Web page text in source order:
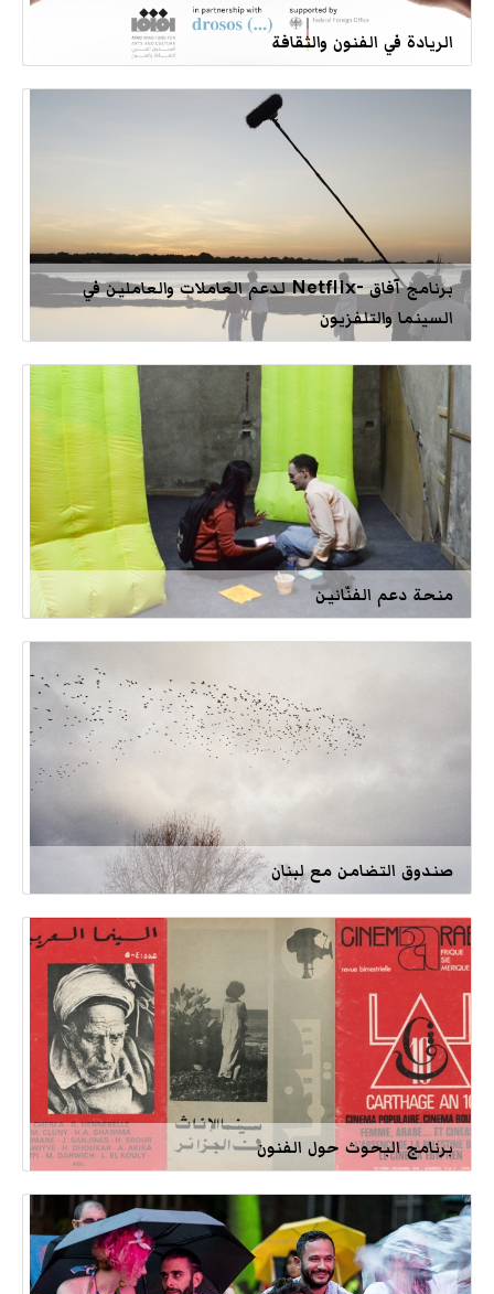
الريادة في الفنون والثقافة
برنامج آفاق -Netflix لدعم العاملات والعاملين في
السينما والتلفزيون
منحة دعم الفنّانين
صندوق التضامن مع لبنان
برنامج البحوث حول الفنون